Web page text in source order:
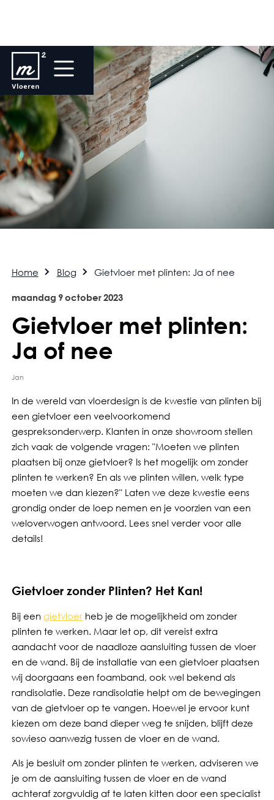
Home Blog Gietvloer met plinten: Ja of nee
maandag 9october2023
Gietvloer met plinten:
Ja of nee
Jan
In de wereld van vloerdesign is de kwestie van plinten bij
een gietvloer een veelvoorkomend
gespreksonderwerp. Klanten in onze showroom stellen
zich vaak de volgende vragen: "Moeten we plinten
plaatsen bij onze gietvloer? Is het mogelijk om zonder
plinten te werken? En als we plinten willen, welk type
moeten we dan kiezen?" Laten we deze kwestie eens
grondig onder de loep nemen en je voorzien van een
weloverwogen antwoord. Lees snel verder voor alle
details!
Gietvloer zonder Plinten? Het Kan!
Bij een gietvloerheb je de mogelijkheid om zonder
plinten te werken. Maar let op, dit vereist extra
aandacht voor de naadloze aansluiting tussen de vloer
en de wand. Bij de installatie van een gietvloer plaatsen
wij doorgaans een foamband, ook wel bekend als
randisolatie. Deze randisolatie helpt om de bewegingen
van de gietvloer op te vangen. Hoewel je ervoor kunt
kiezen om deze band dieper weg te snijden, blijft deze
sowieso aanwezig tussen de vloer en de wand.
Als je besluit om zonder plinten te werken, adviseren we
je om de aansluiting tussen de vloer en de wand
achteraf zorgvuldig af te laten kitten door een specialist